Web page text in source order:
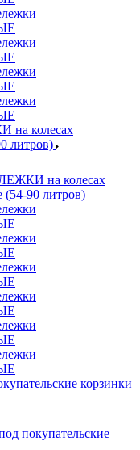
колесах
литров)
на колесах
(54-90 литров)
корзинки
покупательские